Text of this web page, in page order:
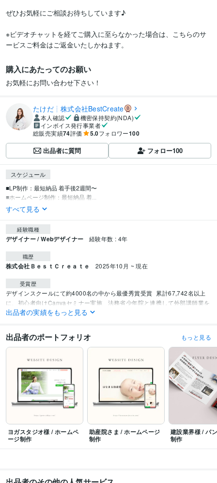
ぜひお気軽にご相談お待ちしています♪
※ビデオチャットを経てご購入に至らなかった場合は、こちらのサ
ービスご料金はご返金いたしかねます。
購入にあたってのお願い
お気軽にお問い合わせ下さい！
たけだ┊株式会社BestCreate
本人確認
機密保持契約(NDA)
インボイス発行事業者
総販売実績74評価 5.0フォロワー100
出品者に質問 フォロー100
スケジュール
■LP制作：最短納品 着手後2週間〜
■ホームページ制作：最短納品 着...
すべて見る
経験職種
デザイナー / Webデザイナー 経験年数 : 4年
職歴
株式会社ＢｅｓｔＣｒｅａｔｅ 2025年10月 ~ 現在
受賞歴
デザインスクールにて約4000名の中から最優秀賞受賞 累計67,742名以上
に、初心者向けCanvaセミナー実施
法務省少年院と連携して外部講師業を
開始 Webデザインスクールにて200名以上の受講生を指導
CSS:4年HTML:4年
ビジネス・クリエイティブツール
WordPress:6年Google Analytics:6年Adobe Photoshop:6年
Adobe Premiere Pro:2年
Adobe XD:6年
得意分野
Web制作・HP作成・EC構築 ホームページ制作 LP制作
ヒートマップ解
ドライフラワー
コーポレートサイト
フィットネス ヨガスタジオ ヨガ
デザイン制作 ロゴマーク制作 名刺制作
ヨガ ヨガスタジオ 美容 健康 IT 建築 コンサル 教室
ネイルサロン
出品者の実績をもっと見る
出品者のポートフォリオ もっと見る
ヨガスタジオ様 / ホームペ
ージ制作
助産院さま / ホームページ
制作
建設業界様 / パ
制作